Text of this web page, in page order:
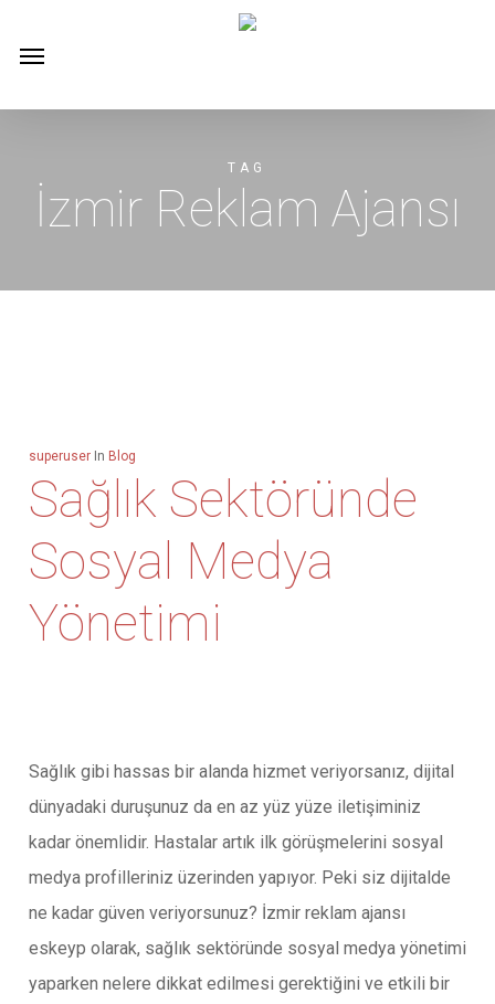
TAG
İzmir Reklam Ajansı
superuser In Blog
Sağlık Sektöründe
Sosyal Medya
Yönetimi
Sağlık gibi hassas bir alanda hizmet veriyorsanız, dijital
dünyadaki duruşunuz da en az yüz yüze iletişiminiz
kadar önemlidir. Hastalar artık ilk görüşmelerini sosyal
medya profilleriniz üzerinden yapıyor. Peki siz dijitalde
ne kadar güven veriyorsunuz? İzmir reklam ajansı
eskeyp olarak, sağlık sektöründe sosyal medya yönetimi
yaparken nelere dikkat edilmesi gerektiğini ve etkili bir